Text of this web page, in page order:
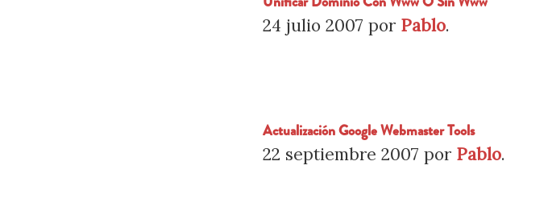
24 julio 2007 por Pablo.
Actualización Google Webmaster Tools
22 septiembre 2007 por Pablo.